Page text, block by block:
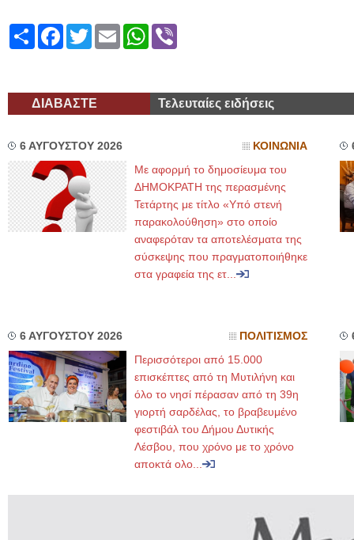
ShareFacebook
TwitterEmailWhatsApp
ΔΙΑΒΑΣΤΕ Τελευταίες ειδήσεις
6 ΑΥΓΟΥΣΤΟΥ 2026 ΚΟΙΝΩΝΙΑ
Με αφορμή το δημοσίευμα του
ΔΗΜΟΚΡΑΤΗ της περασμένης
Τετάρτης με τίτλο «Υπό στενή
παρακολούθηση» στο οποίο
αναφερόταν τα αποτελέσματα της
σύσκεψης που πραγματοποιήθηκε
στα γραφεία της ετ...
6 ΑΥΓΟΥΣΤΟΥ 2026 ΠΟΛΙΤΙΣΜΟΣ
Περισσότεροι από 15.000
επισκέπτες από τη Μυτιλήνη και
όλο το νησί πέρασαν από τη 39η
γιορτή σαρδέλας, το βραβευμένο
φεστιβάλ του Δήμου Δυτικής
Λέσβου, που χρόνο με το χρόνο
αποκτά ολο...